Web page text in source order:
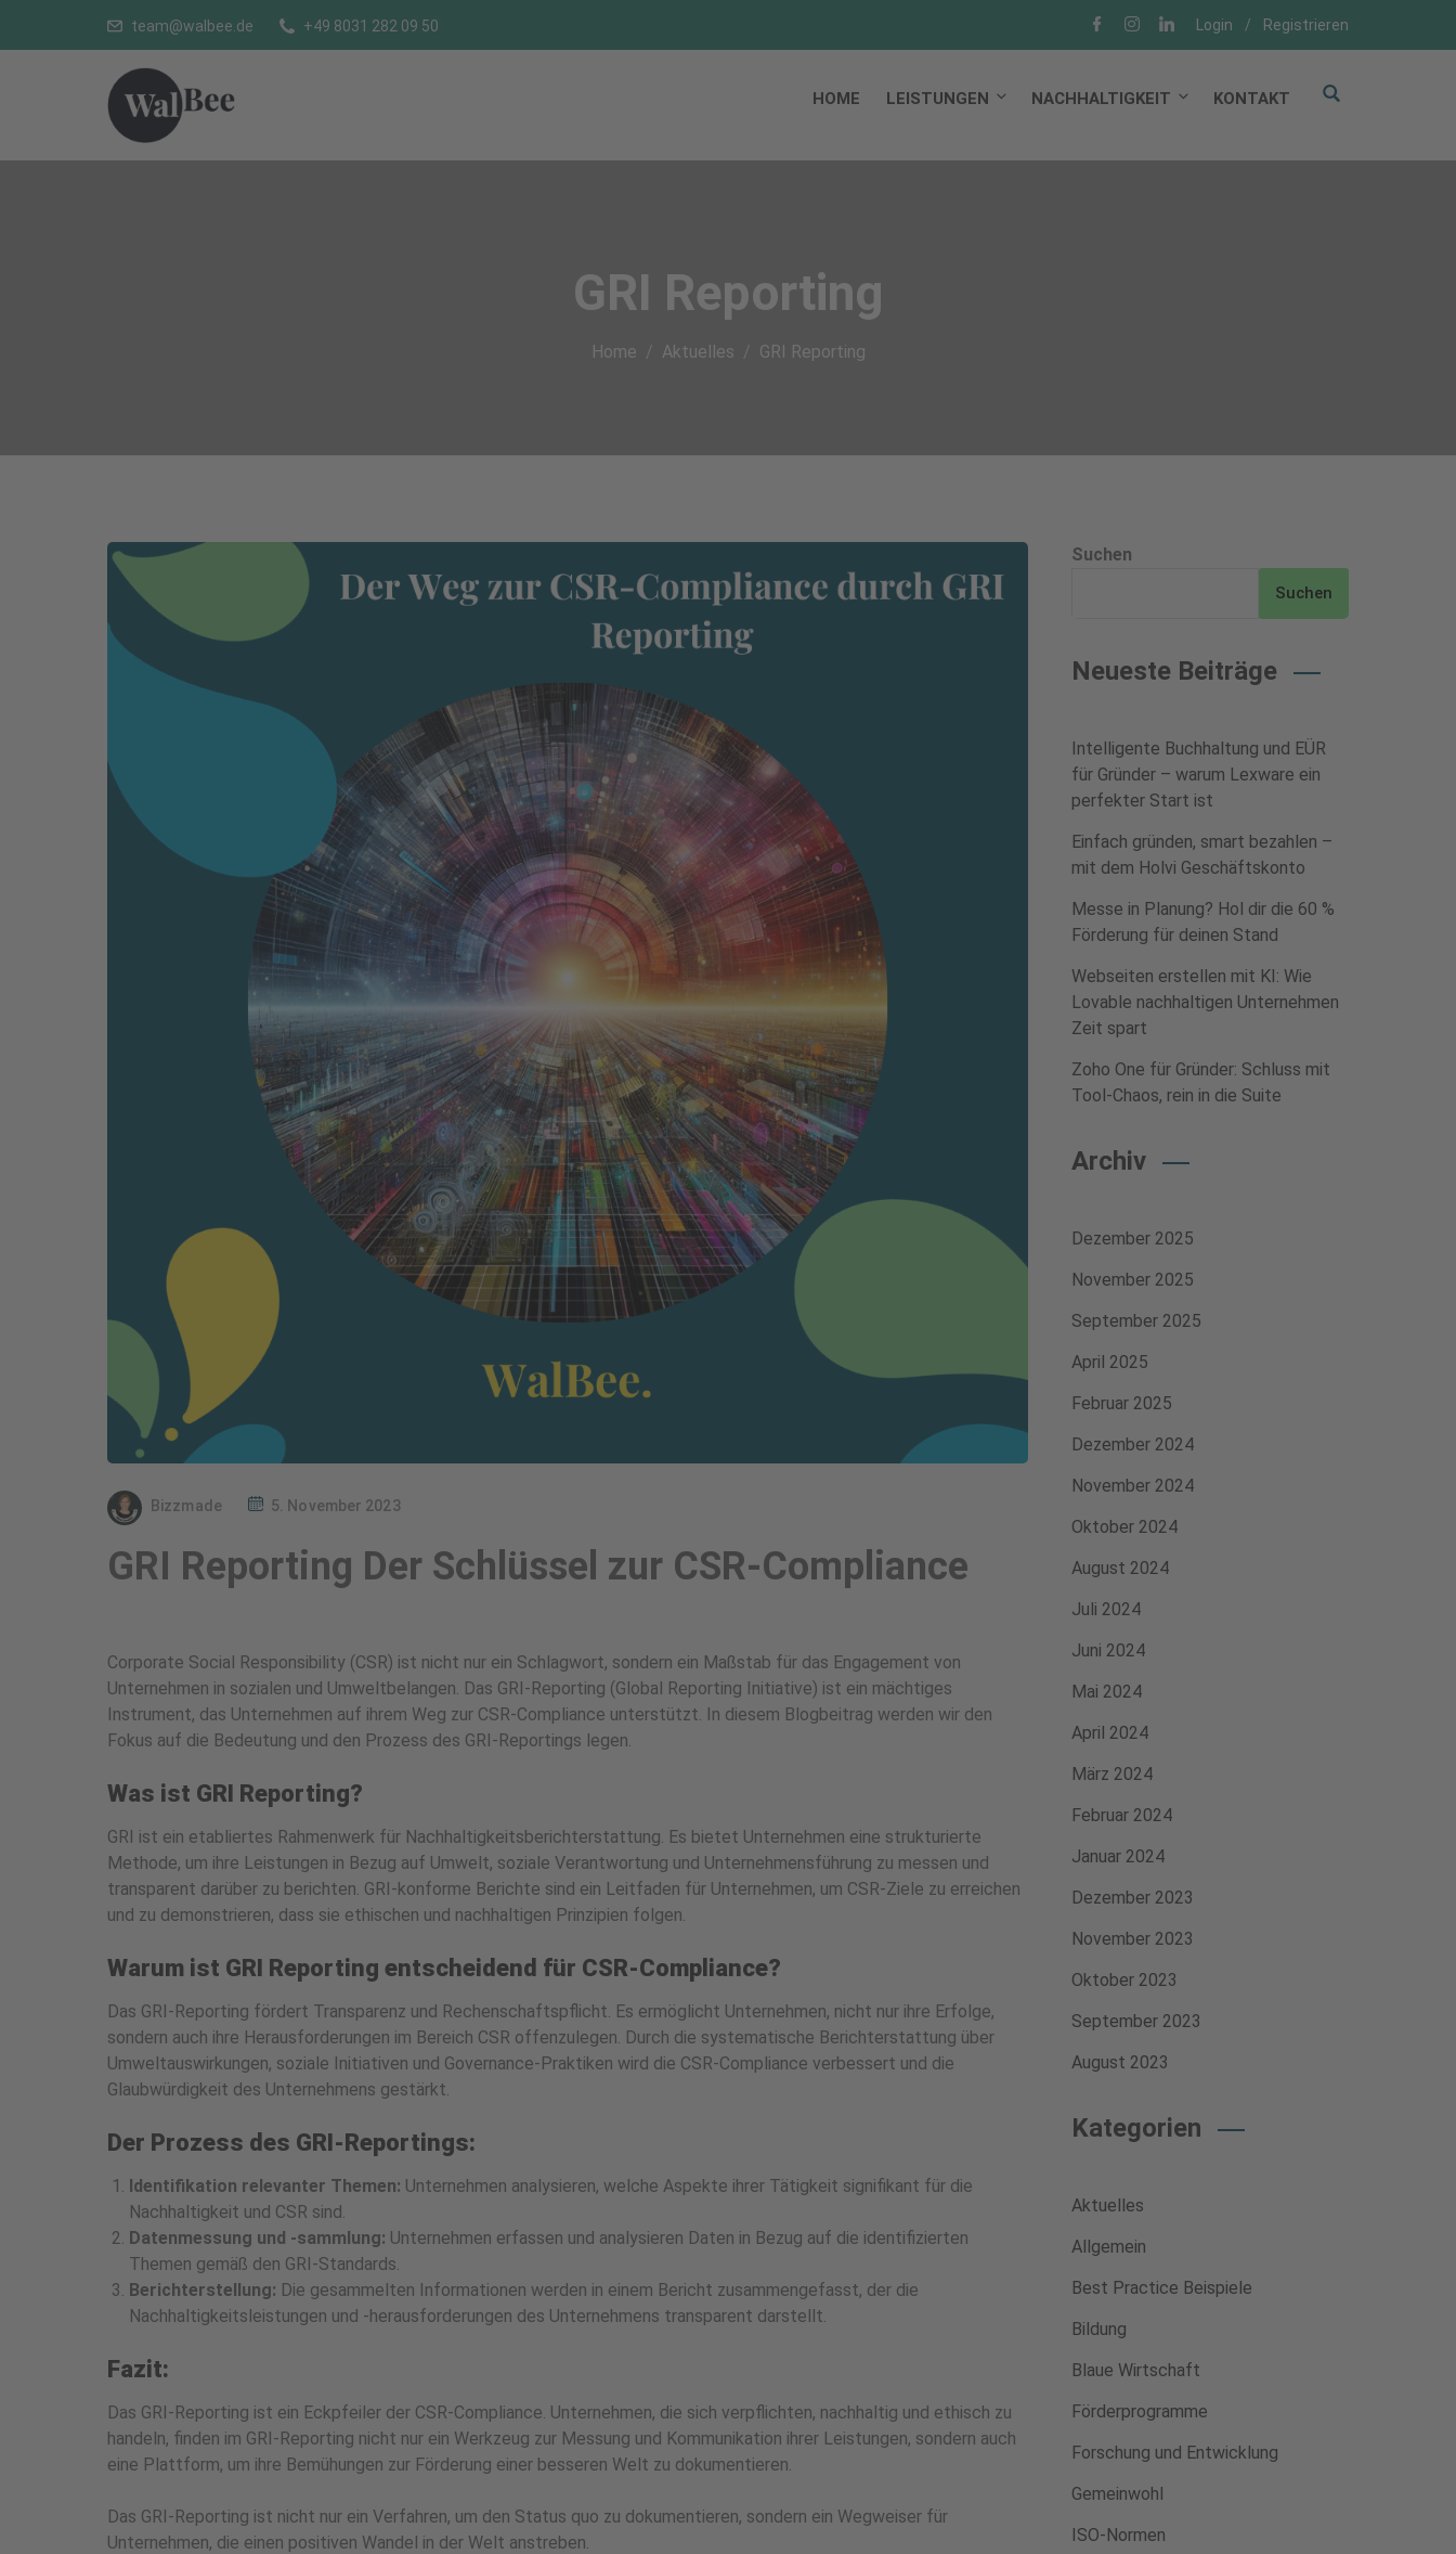
team@walbee.de +49 8031 282 09 50 Login / Registrieren
HOME LEISTUNGEN NACHHALTIGKEIT KONTAKT
GRI Reporting
Home Aktuelles GRI Reporting
Bizzmade 5. November 2023
GRI Reporting Der Schlüssel zur CSR-Compliance
Corporate Social Responsibility (CSR) ist nicht nur ein Schlagwort, sondern ein Maßstab für das Engagement von
Unternehmen in sozialen und Umweltbelangen. Das GRI-Reporting (Global Reporting Initiative) ist ein mächtiges
Instrument, das Unternehmen auf ihrem Weg zur CSR-Compliance unterstützt. In diesem Blogbeitrag werden wir den
Fokus auf die Bedeutung und den Prozess des GRI-Reportings legen.
Was ist GRI Reporting?
GRI ist ein etabliertes Rahmenwerk für Nachhaltigkeitsberichterstattung. Es bietet Unternehmen eine strukturierte
Methode, um ihre Leistungen in Bezug auf Umwelt, soziale Verantwortung und Unternehmensführung zu messen und
transparent darüber zu berichten. GRI-konforme Berichte sind ein Leitfaden für Unternehmen, um CSR-Ziele zu erreichen
und zu demonstrieren, dass sie ethischen und nachhaltigen Prinzipien folgen.
Warum ist GRI Reporting entscheidend für CSR-Compliance?
Das GRI-Reporting fördert Transparenz und Rechenschaftspflicht. Es ermöglicht Unternehmen, nicht nur ihre Erfolge,
sondern auch ihre Herausforderungen im Bereich CSR offenzulegen. Durch die systematische Berichterstattung über
Umweltauswirkungen, soziale Initiativen und Governance-Praktiken wird die CSR-Compliance verbessert und die
Glaubwürdigkeit des Unternehmens gestärkt.
Der Prozess des GRI-Reportings:
Identifikation relevanter Themen: Unternehmen analysieren, welche Aspekte ihrer Tätigkeit signifikant für die
Nachhaltigkeit und CSR sind.
Datenmessung und -sammlung: Unternehmen erfassen und analysieren Daten in Bezug auf die identifizierten
Themen gemäß den GRI-Standards.
Berichterstellung: Die gesammelten Informationen werden in einem Bericht zusammengefasst, der die
Nachhaltigkeitsleistungen und -herausforderungen des Unternehmens transparent darstellt.
Fazit:
Das GRI-Reporting ist ein Eckpfeiler der CSR-Compliance. Unternehmen, die sich verpflichten, nachhaltig und ethisch zu
handeln, finden im GRI-Reporting nicht nur ein Werkzeug zur Messung und Kommunikation ihrer Leistungen, sondern auch
eine Plattform, um ihre Bemühungen zur Förderung einer besseren Welt zu dokumentieren.
Das GRI-Reporting ist nicht nur ein Verfahren, um den Status quo zu dokumentieren, sondern ein Wegweiser für
Unternehmen, die einen positiven Wandel in der Welt anstreben.
Suchen
Suchen
Neueste Beiträge
Intelligente Buchhaltung und EÜR
für Gründer – warum Lexware ein
perfekter Start ist
Einfach gründen, smart bezahlen –
mit dem Holvi Geschäftskonto
Messe in Planung? Hol dir die 60 %
Förderung für deinen Stand
Webseiten erstellen mit KI: Wie
Lovable nachhaltigen Unternehmen
Zeit spart
Zoho One für Gründer: Schluss mit
Tool-Chaos, rein in die Suite
Archiv
Dezember 2025
November 2025
September 2025
April 2025
Februar 2025
Dezember 2024
November 2024
Oktober 2024
August 2024
Juli 2024
Juni 2024
Mai 2024
April 2024
März 2024
Februar 2024
Januar 2024
Dezember 2023
November 2023
Oktober 2023
September 2023
August 2023
Kategorien
Aktuelles
Allgemein
Best Practice Beispiele
Bildung
Blaue Wirtschaft
Förderprogramme
Forschung und Entwicklung
Gemeinwohl
ISO-Normen